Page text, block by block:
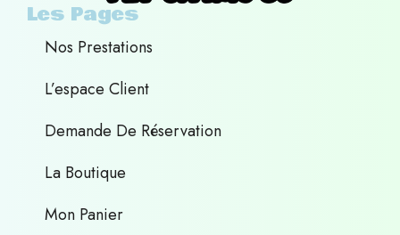
Les Pages
Nos Prestations
L’espace Client
Demande De Réservation
La Boutique
Mon Panier